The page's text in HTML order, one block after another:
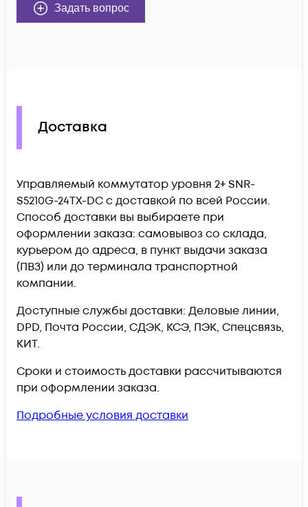
Задать вопрос
Доставка
Управляемый коммутатор уровня 2+ SNR-
S5210G-24TX-DC c доставкой по всей России.
Способ доставки вы выбираете при
оформлении заказа: самовывоз со склада,
курьером до адреса, в пункт выдачи заказа
(ПВЗ) или до терминала транспортной
компании.
Доступные службы доставки: Деловые линии,
DPD, Почта России, СДЭК, КСЭ, ПЭК, Спецсвязь,
КИТ.
Сроки и стоимость доставки рассчитываются
при оформлении заказа.
Подробные условия доставки